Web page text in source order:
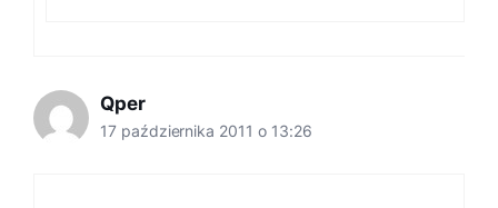
Qper
17 października 2011 o 13:26